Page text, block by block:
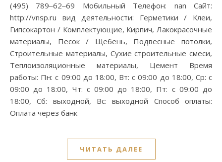
(495) 789‒62‒69 Мобильный Телефон: nan Сайт:
http://vnsp.ru вид деятельности: Герметики / Клеи,
Гипсокартон / Комплектующие, Кирпич, Лакокрасочные
материалы, Песок / Щебень, Подвесные потолки,
Строительные материалы, Сухие строительные смеси,
Теплоизоляционные материалы, Цемент Время
работы: Пн: с 09:00 до 18:00, Вт: с 09:00 до 18:00, Ср: с
09:00 до 18:00, Чт: с 09:00 до 18:00, Пт: с 09:00 до
18:00, Сб: выходной, Вс: выходной Способ оплаты:
Оплата через банк
ЧИТАТЬ ДАЛЕЕ